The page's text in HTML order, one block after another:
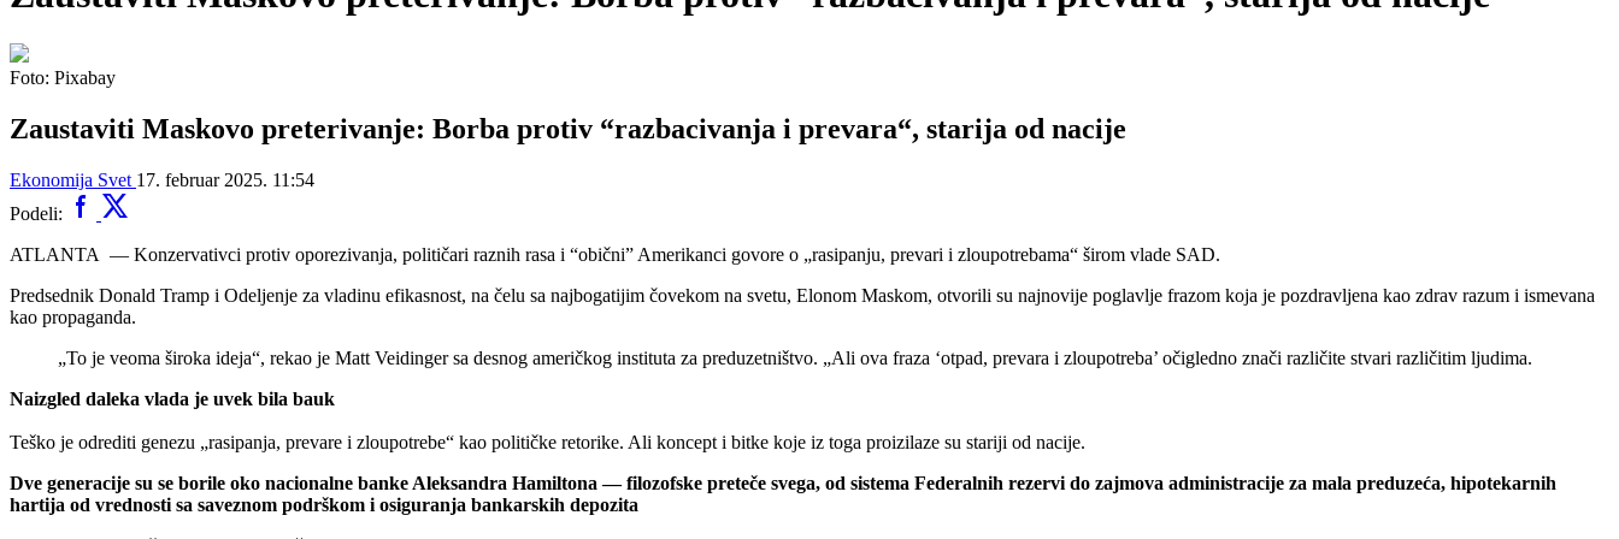
Foto: Pixabay
Zaustaviti Maskovo preterivanje: Borba protiv “razbacivanja i prevara“, starija od nacije
Ekonomija Svet 17. februar 2025. 11:54
Podeli:
ATLANTA — Konzervativci protiv oporezivanja, političari raznih rasa i “obični” Amerikanci govore o „rasipanju, prevari i zloupotrebama“ širom vlade SAD.
Predsednik Donald Tramp i Odeljenje za vladinu efikasnost, na čelu sa najbogatijim čovekom na svetu, Elonom Maskom, otvorili su najnovije poglavlje frazom koja je pozdravljena kao zdrav razum i ismevana
kao propaganda.
„To je veoma široka ideja“, rekao je Matt Veidinger sa desnog američkog instituta za preduzetništvo. „Ali ova fraza ‘otpad, prevara i zloupotreba’ očigledno znači različite stvari različitim ljudima.
Naizgled daleka vlada je uvek bila bauk
Teško je odrediti genezu „rasipanja, prevare i zloupotrebe“ kao političke retorike. Ali koncept i bitke koje iz toga proizilaze su stariji od nacije.
Dve generacije su se borile oko nacionalne banke Aleksandra Hamiltona — filozofske preteče svega, od sistema Federalnih rezervi do zajmova administracije za mala preduzeća, hipotekarnih
hartija od vrednosti sa saveznom podrškom i osiguranja bankarskih depozita